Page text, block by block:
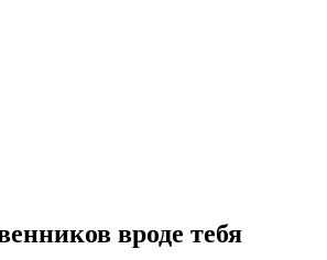
вроде тебя